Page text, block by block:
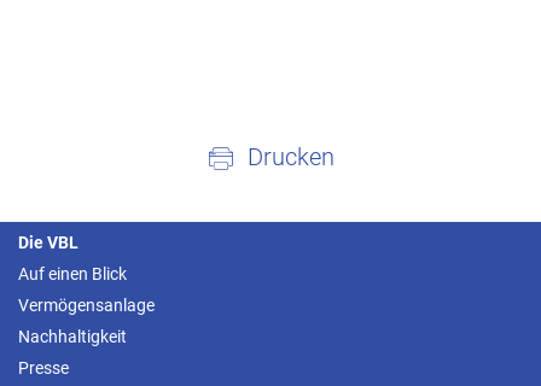
Drucken
Die VBL
Auf einen Blick
Vermögensanlage
Nachhaltigkeit
Presse